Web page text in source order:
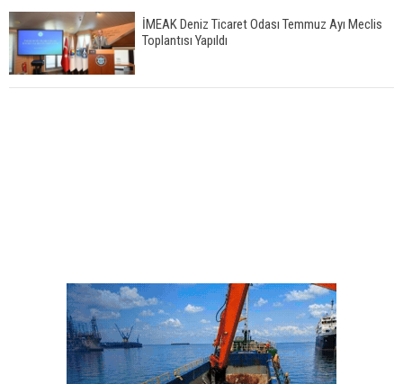
İMEAK Deniz Ticaret Odası Temmuz Ayı Meclis
Toplantısı Yapıldı